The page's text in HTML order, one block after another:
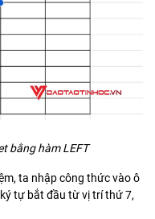
bằng hàm LEFT
ta nhập công thức vào ô
ký tự bắt đầu từ vị trí thứ 7,